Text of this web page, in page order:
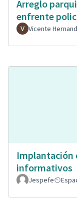
Arreglo
enfrente
Vicente
Implantación
informativos
Jespefe